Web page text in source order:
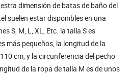
dimensión de batas de baño del
suelen estar disponibles en una
S, M, L, XL, Etc. la talla S es
más pequeños, la longitud de la
cm, y la circunferencia del pecho
de la ropa de talla M es de unos